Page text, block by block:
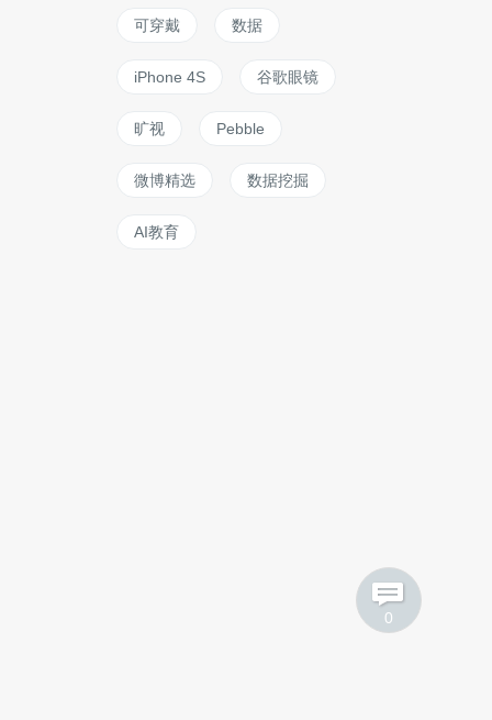
0
可穿戴 数据
iPhone 4S 谷歌眼镜
旷视 Pebble
微博精选 数据挖掘
AI教育